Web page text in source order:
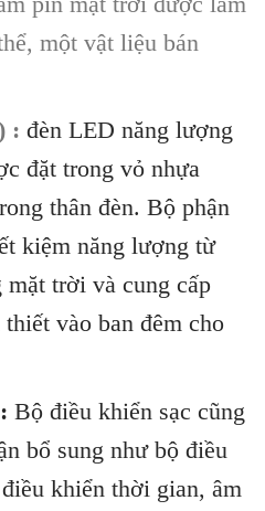
một vật liệu bán
: đèn LED năng lượng
đặt trong vỏ nhựa
thân đèn. Bộ phận
kiệm năng lượng từ
trời và cung cấp
vào ban đêm cho
Bộ điều khiển sạc cũng
bổ sung như bộ điều
khiển thời gian, âm